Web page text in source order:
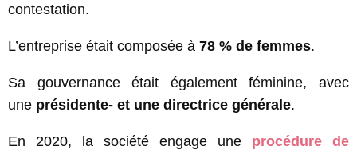
contestation.
L’entreprise était composée à 78 % de femmes.
Sa gouvernance était également féminine, avec
une présidente- et une directrice générale.
En 2020, la société engage une procédure de